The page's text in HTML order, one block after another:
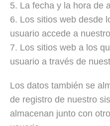
5. La fecha y la hora de
6. Los sitios web desde
usuario accede a
7. Los sitios web a los
usuario a través de
Los datos también se
de registro de nuestro
almacenan junto con